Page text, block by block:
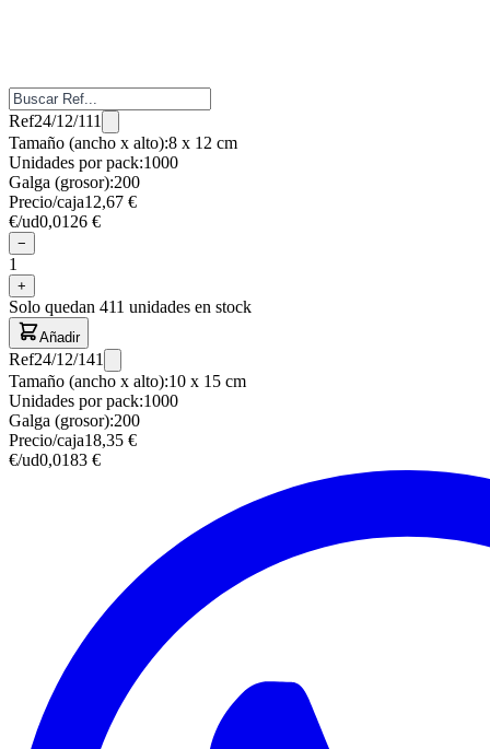
Ref24/12/111
Tamaño (ancho x alto):8 x 12 cm
Unidades por pack:1000
Galga (grosor):200
Precio/caja12,67 €
€/ud0,0126 €
−
1
+
Solo quedan 411 unidades en stock
Añadir
Ref24/12/141
Tamaño (ancho x alto):10 x 15 cm
Unidades por pack:1000
Galga (grosor):200
Precio/caja18,35 €
€/ud0,0183 €